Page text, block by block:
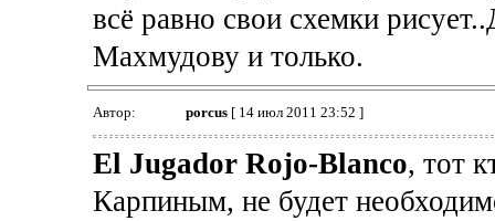
всё равно свои схемки
Махмудову и только.
Автор: porcus[ 14 июл 2011 23:52 ]
El Jugador Rojo-Blanco, тот
Карпиным, не будет